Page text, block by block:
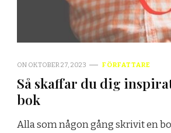
ON OKTOBER 27, 2023 FÖRFATTARE
Så skaffar du dig
bok
Alla som någon gång skrivit en